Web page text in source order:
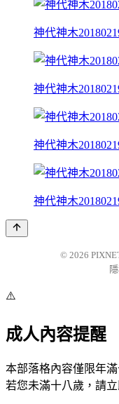
神代神木
神代神木
神代神木
神代神木
© 2026
⚠️
成人內容提醒
本部落格內容僅限年
若您未滿十八歲，請立